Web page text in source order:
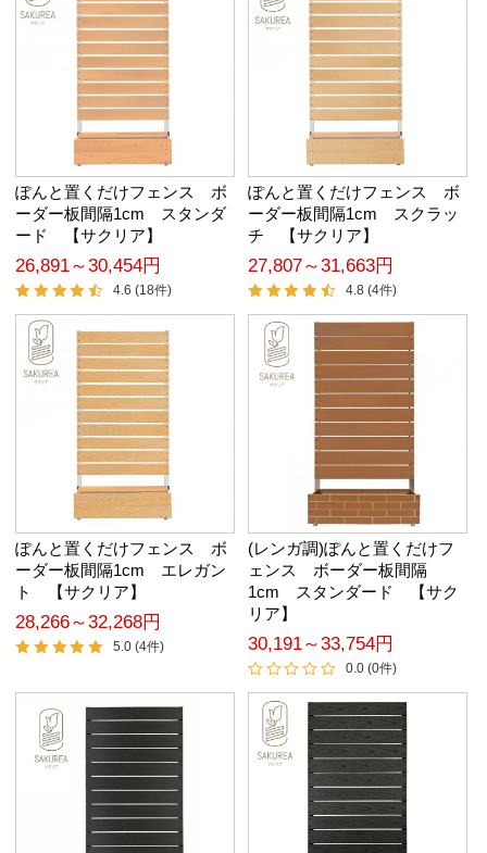
ぽんと置くだけフェンス ボ
ーダー板間隔1cm スタンダ
ード 【サクリア】
26,891～30,454円
4.6 (18件)
ぽんと置くだけフェンス ボ
ーダー板間隔1cm スクラッ
チ 【サクリア】
27,807～31,663円
4.8 (4件)
ぽんと置くだけフェンス ボ
ーダー板間隔1cm エレガン
ト 【サクリア】
28,266～32,268円
5.0 (4件)
(レンガ調)ぽんと置くだけフ
ェンス ボーダー板間隔
1cm スタンダード 【サク
リア】
30,191～33,754円
0.0 (0件)